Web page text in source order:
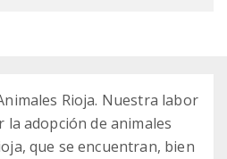
Rioja. Nuestra labor
adopción de animales
que se encuentran, bien